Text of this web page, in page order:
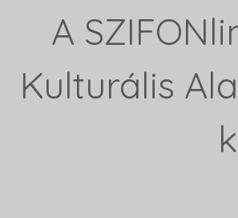
A
Kulturális